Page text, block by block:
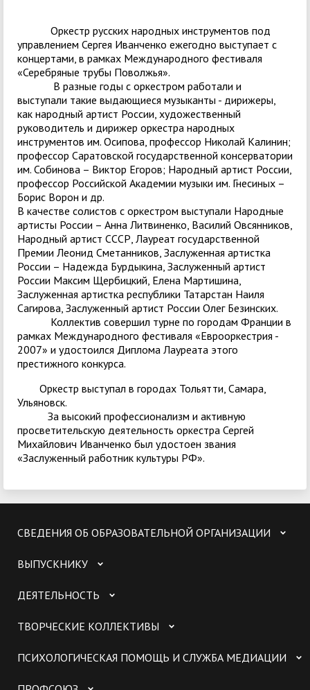
Оркестр русских народных инструментов под
управлением Сергея Иванченко ежегодно выступает с
концертами, в рамках Международного фестиваля
«Серебряные трубы Поволжья».
В разные годы с оркестром работали и
выступали такие выдающиеся музыканты - дирижеры,
как народный артист России, художественный
руководитель и дирижер оркестра народных
инструментов им. Осипова, профессор Николай Калинин;
профессор Саратовской государственной консерватории
им. Собинова – Виктор Егоров; Народный артист России,
профессор Российской Академии музыки им. Гнесиных –
Борис Ворон и др.
В качестве солистов с оркестром выступали Народные
артисты России – Анна Литвиненко, Василий Овсянников,
Народный артист СССР, Лауреат государственной
Премии Леонид Сметанников, Заслуженная артистка
России – Надежда Бурдыкина, Заслуженный артист
России Максим Щербицкий, Елена Мартишина,
Заслуженная артистка республики Татарстан Наиля
Сагирова, Заслуженный артист России Олег Безинских.
Коллектив совершил турне по городам Франции в
рамках Международного фестиваля «Еврооркестрия -
2007» и удостоился Диплома Лауреата этого
престижного конкурса.
Оркестр выступал в городах Тольятти, Самара,
Ульяновск.
За высокий профессионализм и активную
просветительскую деятельность оркестра Сергей
Михайлович Иванченко был удостоен звания
«Заслуженный работник культуры РФ».
СВЕДЕНИЯ ОБ ОБРАЗОВАТЕЛЬНОЙ ОРГАНИЗАЦИИ
ВЫПУСКНИКУ
ДЕЯТЕЛЬНОСТЬ
ТВОРЧЕСКИЕ КОЛЛЕКТИВЫ
ПСИХОЛОГИЧЕСКАЯ ПОМОЩЬ И СЛУЖБА МЕДИАЦИИ